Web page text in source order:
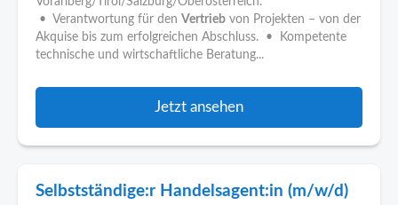
• Verantwortung für den Vertrieb von Projekten – von der
Akquise bis zum erfolgreichen Abschluss. • Kompetente
technische und wirtschaftliche Beratung...
Jetzt ansehen
Selbstständige:r Handelsagent:in (m/w/d)